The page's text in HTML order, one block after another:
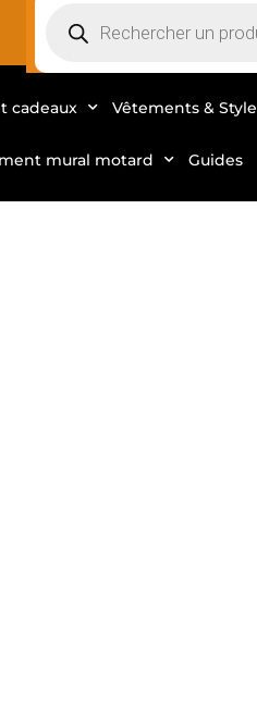
cadeaux Vêtements & Style
mural motard Guides